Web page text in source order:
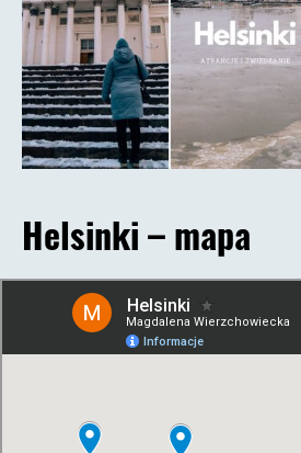
Helsinki – mapa